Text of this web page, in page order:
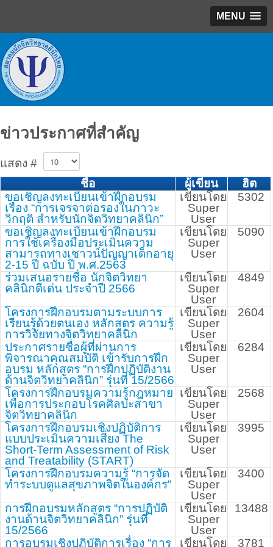
MENU
ข่าวประกาศที่สำคัญ
แสดง #
ชื่อ
ผู้เขียน
ฮิต
ขอเชิญลงทะเบียนเข้าฝึกอบรม
เรื่อง “การเจรจาต่อรองในภาวะ
วิกฤติ สำหรับนักจิตวิทยาคลินิก”
เขียนโดย
Super
User
5302
ขอเชิญลงทะเบียนเข้าฝึกอบรม
การใช้เครื่องมือประเมินความ
สามารถทางเชาวน์ปัญญาเด็กอายุ
2-15 ปี ฉบับ ปี พ.ศ.2563
เขียนโดย
Super
User
5090
ร่วมเสนอรายชื่อ นักจิตวิทยา
คลินิกดีเด่น ประจำปี 2566
เขียนโดย
Super
User
4849
โครงการฝึกอบรมตามระบบการ
เรียนรู้ด้วยตนเอง หลักสูตร ความรู้
การวิจัยทางจิตวิทยาคลินิก
เขียนโดย
Super
User
2604
ประกาศรายชื่อผู้ที่ผ่านการ
พิจารณาคุณสมบัติ เข้ารับการฝึก
อบรม หลักสูตร “การฝึกปฏิบัติงาน
ด้านจิตวิทยาคลินิก” รุ่นที่ 15/2566
เขียนโดย
Super
User
6284
โครงการฝึกอบรมความรู้กฎหมาย
เพื่อการประกอบโรคศิลปะสาขา
จิตวิทยาคลินิก
เขียนโดย
Super
User
2568
โครงการฝึกอบรมเชิงปฏิบัติการ
แบบประเมินความเสี่ยง The
Short-Term Assessment of Risk
and Treatability (START)
เขียนโดย
Super
User
3995
โครงการฝึกอบรมความรู้ “การจัด
ทำระบบดูแลสุขภาพจิตในองค์กร”
เขียนโดย
Super
User
3400
การฝึกอบรมหลักสูตร “การปฏิบัติ
งานด้านจิตวิทยาคลินิก” รุ่นที่
15/2566
เขียนโดย
Super
User
13488
การอบรมเชิงปฏิบัติการเรื่อง “การ เขียนโดย 3781